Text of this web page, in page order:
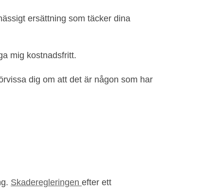
ersättning som täcker dina
mig kostnadsfritt.
dig om att det är någon som har
Skaderegleringen efter ett